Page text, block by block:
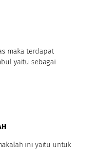
maka terdapat
yaitu sebagai
ini yaitu untuk